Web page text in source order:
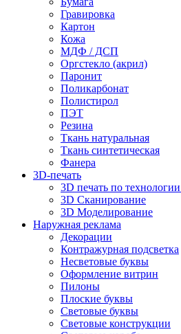
Гравировка
Картон
Кожа
МДФ / ДСП
Оргстекло (акрил)
Паронит
Поликарбонат
Полистирол
ПЭТ
Резина
Ткань натуральная
Ткань синтетическая
Фанера
3D-печать
3D печать по
3D Сканирование
3D Моделирование
Наружная реклама
Декорации
Контражурная подсветка
Несветовые буквы
Оформление витрин
Пилоны
Плоские буквы
Световые буквы
Световые конструкции